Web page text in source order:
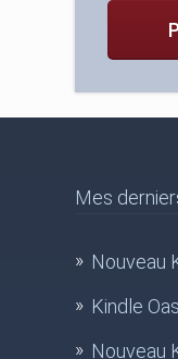
Mes
Nouveau
Kindle
Nouveau